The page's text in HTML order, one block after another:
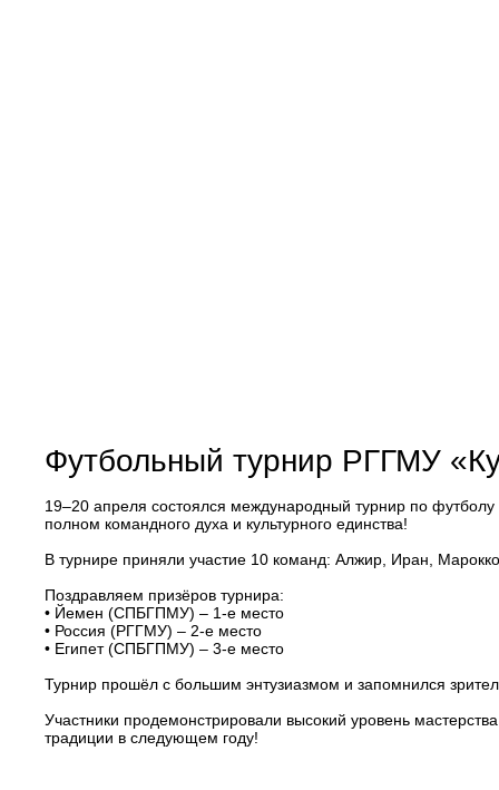
Футбольный турнир РГГМУ
19–20 апреля состоялся международный турнир по
полном командного духа и культурного единства!
В турнире приняли участие 10 команд: Алжир, Иран,
Поздравляем призёров турнира:
• Йемен (СПБГПМУ) – 1-е место
• Россия (РГГМУ) – 2-е место
• Египет (СПБГПМУ) – 3-е место
Турнир прошёл с большим энтузиазмом и запомнился
Участники продемонстрировали высокий уровень
традиции в следующем году!